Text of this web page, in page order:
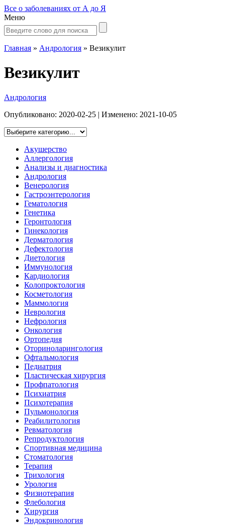
Все о заболеваниях от А до Я
Меню
Главная » Андрология » Везикулит
Везикулит
Андрология
Опубликовано: 2020-02-25 | Изменено: 2021-10-05
Акушерство
Аллергология
Анализы и диагностика
Андрология
Венерология
Гастроэнтерология
Гематология
Генетика
Геронтология
Гинекология
Дерматология
Дефектология
Диетология
Иммунология
Кардиология
Колопроктология
Косметология
Маммология
Неврология
Нефрология
Онкология
Ортопедия
Оториноларингология
Офтальмология
Педиатрия
Пластическая хирургия
Профпатология
Психиатрия
Психотерапия
Пульмонология
Реабилитология
Ревматология
Репродуктология
Спортивная медицина
Стоматология
Терапия
Трихология
Урология
Физиотерапия
Флебология
Хирургия
Эндокринология